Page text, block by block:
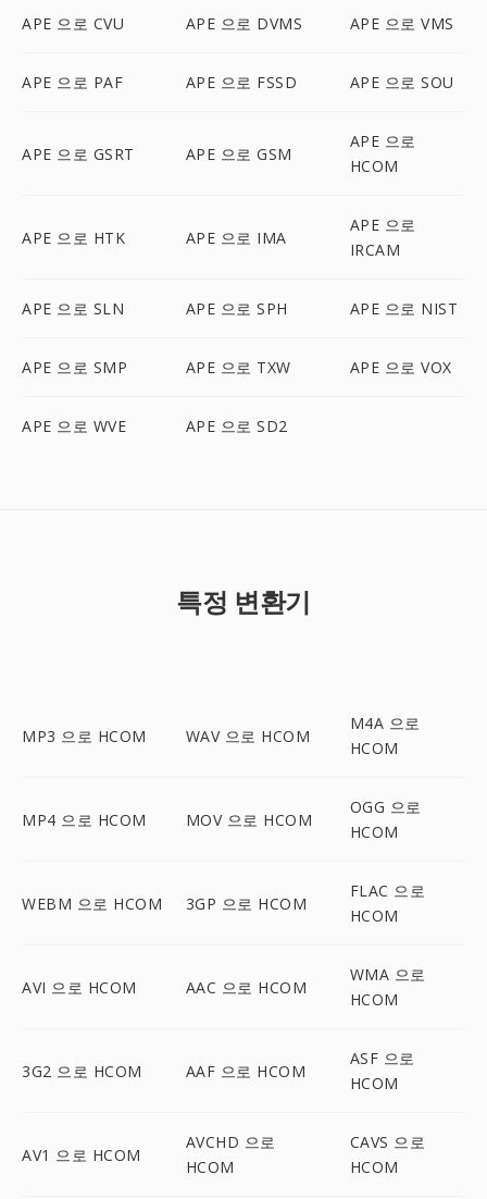
APE 으로 CVU APE 으로 DVMS APE 으로 VMS
APE 으로 PAF APE 으로 FSSD APE 으로 SOU
APE 으로 GSRT APE 으로 GSM
APE 으로
HCOM
APE 으로 HTK APE 으로 IMA
APE 으로
IRCAM
APE 으로 SLN APE 으로 SPH APE 으로 NIST
APE 으로 SMP APE 으로 TXW APE 으로 VOX
APE 으로 WVE APE 으로 SD2
특정 변환기
MP3 으로 HCOM WAV 으로 HCOM
M4A 으로
HCOM
MP4 으로 HCOM MOV 으로 HCOM
OGG 으로
HCOM
WEBM 으로 HCOM 3GP 으로 HCOM
FLAC 으로
HCOM
AVI 으로 HCOM AAC 으로 HCOM
WMA 으로
HCOM
3G2 으로 HCOM AAF 으로 HCOM
ASF 으로
HCOM
AV1 으로 HCOM
AVCHD 으로
HCOM
CAVS 으로
HCOM